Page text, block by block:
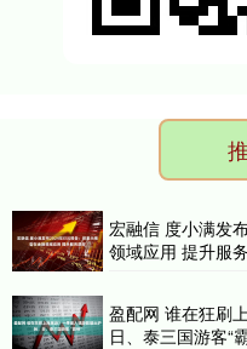
宏融信 度小满发
领域应用 提升服
盈配网 谁在狂刷
日、泰三国游客“